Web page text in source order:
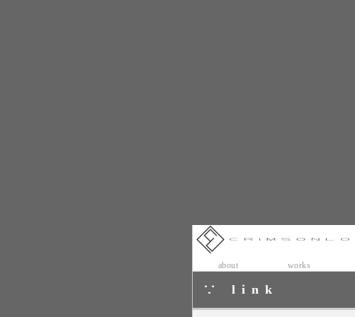
about works
link